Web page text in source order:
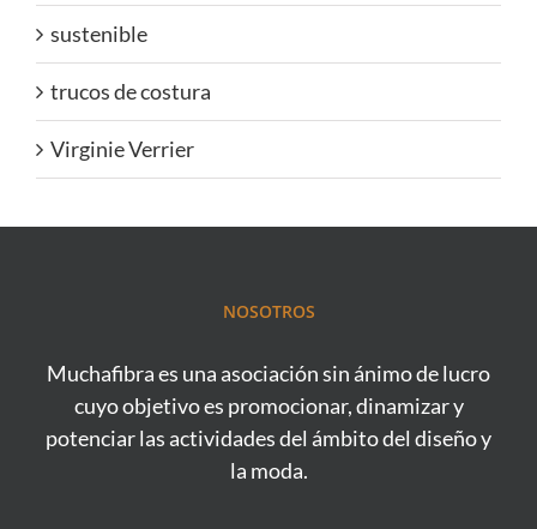
sustenible
trucos de costura
Virginie Verrier
NOSOTROS
Muchafibra es una asociación sin ánimo de lucro
cuyo objetivo es promocionar, dinamizar y
potenciar las actividades del ámbito del diseño y
la moda.